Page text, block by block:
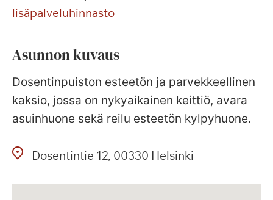
lisäpalveluhinnasto
Asunnon kuvaus
Dosentinpuiston esteetön ja parvekkeellinen
kaksio, jossa on nykyaikainen keittiö, avara
asuinhuone sekä reilu esteetön kylpyhuone.
Dosentintie 12 00330 Helsinki